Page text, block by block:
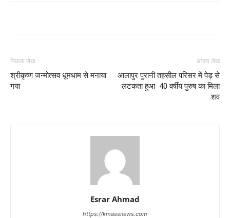
पिछला लेख
श्रीकृष्ण जन्मोत्सव धूमधाम से मनाया
गया
अगला लेख
आलापुर पुरानी तहसील परिसर में पेड़ से
लटकता हुआ 40 वर्षीय पुरुष का मिला
शव
Esrar Ahmad
https://kmassnews.com